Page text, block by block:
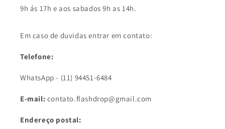
9h ás 17h e aos sabados 9h as 14h.
Em caso de duvidas entrar em contato:
Telefone:
WhatsApp - (11) 94451-6484
E-mail: contato.flashdrop@gmail.com
Endereço postal: